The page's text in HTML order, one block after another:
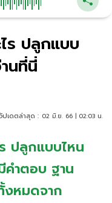
ร ปลูกแบบ
นที่นี่
ปเดตล่าสุด : 02 มิ.ย. 66 | 02:03 น.
ปลูกแบบไหน
คำตอบ ฐาน
งหมดจาก